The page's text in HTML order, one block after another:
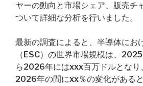
ヤーの動向と市場シェア、販売チ
ついて詳細な分析を行いました。
最新の調査によると、半導体にお
（ESC）の世界市場規模は、
ら2026年にはxxx百万ドルとな
2026年の間にxx％の変化がある